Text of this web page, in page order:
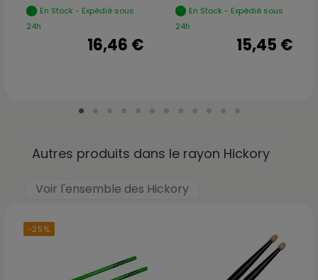
En Stock - Expédié sous
24h
16,46 €
En Stock - Expédié sous
24h
15,45 €
Autres produits dans le rayon Hickory
Voir l'ensemble des Hickory
-25%